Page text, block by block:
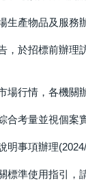
產物品及服
於招標前辦
行情，各機關
考量並視個案
明事項辦理
標準使用指引，